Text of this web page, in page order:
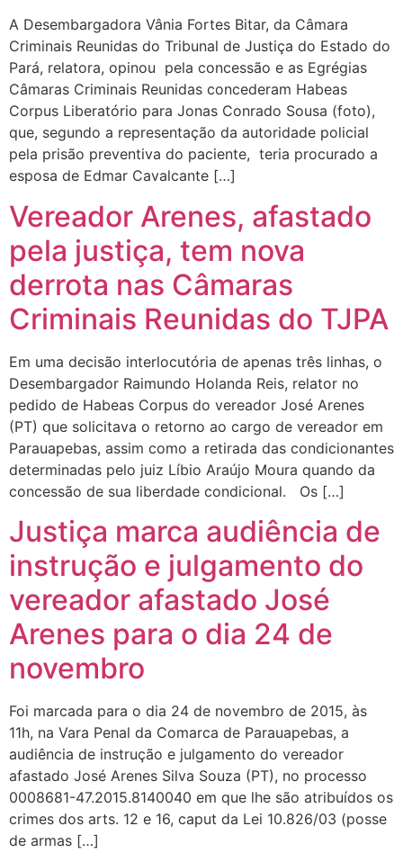
A Desembargadora Vânia Fortes Bitar, da Câmara
Criminais Reunidas do Tribunal de Justiça do Estado do
Pará, relatora, opinou pela concessão e as Egrégias
Câmaras Criminais Reunidas concederam Habeas
Corpus Liberatório para Jonas Conrado Sousa (foto),
que, segundo a representação da autoridade policial
pela prisão preventiva do paciente, teria procurado a
esposa de Edmar Cavalcante […]
Vereador Arenes, afastado
pela justiça, tem nova
derrota nas Câmaras
Criminais Reunidas do TJPA
Em uma decisão interlocutória de apenas três linhas, o
Desembargador Raimundo Holanda Reis, relator no
pedido de Habeas Corpus do vereador José Arenes
(PT) que solicitava o retorno ao cargo de vereador em
Parauapebas, assim como a retirada das condicionantes
determinadas pelo juiz Líbio Araújo Moura quando da
concessão de sua liberdade condicional. Os […]
Justiça marca audiência de
instrução e julgamento do
vereador afastado José
Arenes para o dia 24 de
novembro
Foi marcada para o dia 24 de novembro de 2015, às
11h, na Vara Penal da Comarca de Parauapebas, a
audiência de instrução e julgamento do vereador
afastado José Arenes Silva Souza (PT), no processo
0008681-47.2015.8140040 em que lhe são atribuídos os
crimes dos arts. 12 e 16, caput da Lei 10.826/03 (posse
de armas […]